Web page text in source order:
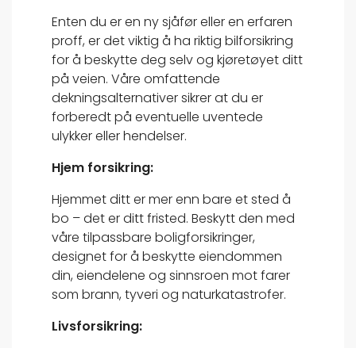
Enten du er en ny sjåfør eller en erfaren
proff, er det viktig å ha riktig bilforsikring
for å beskytte deg selv og kjøretøyet ditt
på veien. Våre omfattende
dekningsalternativer sikrer at du er
forberedt på eventuelle uventede
ulykker eller hendelser.
Hjem forsikring:
Hjemmet ditt er mer enn bare et sted å
bo – det er ditt fristed. Beskytt den med
våre tilpassbare boligforsikringer,
designet for å beskytte eiendommen
din, eiendelene og sinnsroen mot farer
som brann, tyveri og naturkatastrofer.
Livsforsikring: